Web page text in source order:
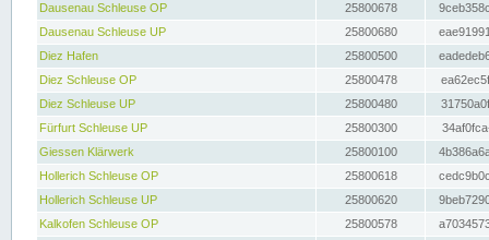
Dausenau Schleuse OP
25800678
Dausenau Schleuse UP
25800680
Diez Hafen
25800500
Diez Schleuse OP
25800478
Diez Schleuse UP
25800480
Fürfurt Schleuse UP
25800300
Giessen Klärwerk
25800100
Hollerich Schleuse OP
25800618
Hollerich Schleuse UP
25800620
Kalkofen Schleuse OP
25800578